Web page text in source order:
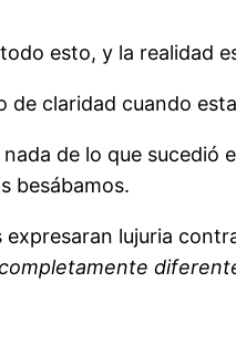
esto, y la realidad
claridad cuando
de lo que
besábamos.
lujuria